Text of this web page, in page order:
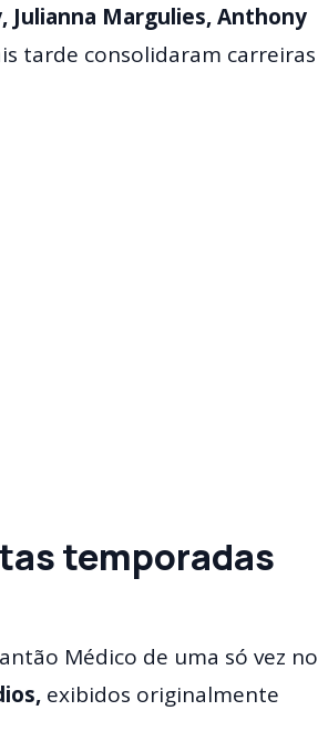
Julianna Margulies, Anthony
tarde consolidaram carreiras
temporadas
Médico de uma só vez no
exibidos originalmente